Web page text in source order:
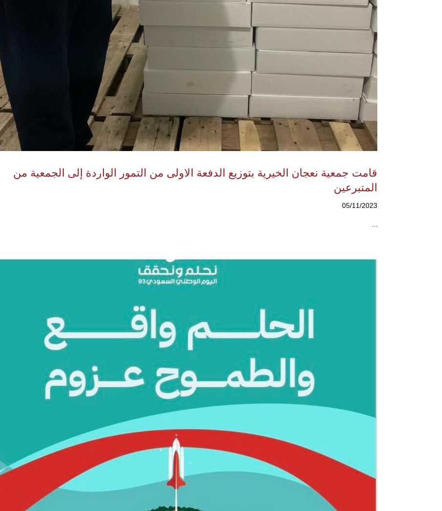
قامت جمعية نعجان الخيرية بتوزيع الدفعة الاولى من التمور الواردة إلى الجمعية من
المتبرعين
05/11/2023